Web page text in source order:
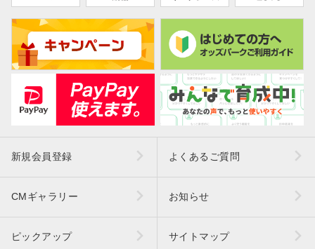
新規会員登録 よくあるご質問
CMギャラリー お知らせ
ピックアップ サイトマップ